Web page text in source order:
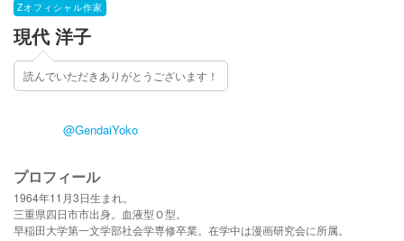
Zオフィシャル作家
現代 洋子
読んでいただきありがとうございます！
@GendaiYoko
プロフィール
1964年11月3日生まれ。
三重県四日市市出身。血液型Ｏ型。
早稲田大学第一文学部社会学専修卒業。在学中は漫画研究会に所属。